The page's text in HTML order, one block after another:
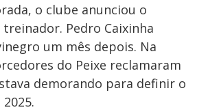
o clube anunciou o
Pedro Caixinha
um mês depois. Na
do Peixe reclamaram
demorando para definir o